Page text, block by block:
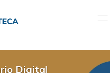
Digital